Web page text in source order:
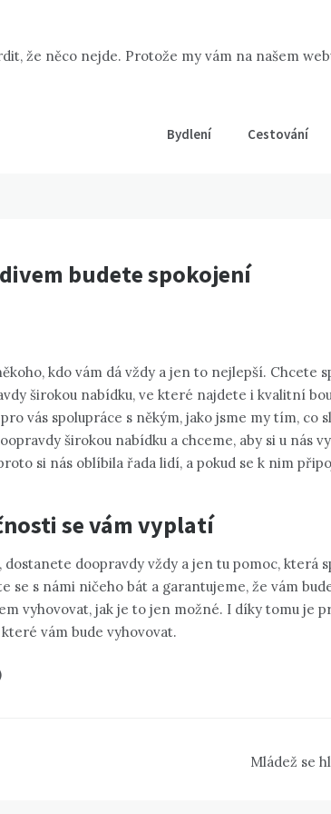
že něco nejde. Protože my vám na našem
Bydlení Cestování
budete spokojení
kdo vám dá vždy a jen to nejlepší. Chcete
širokou nabídku, ve které najdete i kvalitní
vás spolupráce s někým, jako jsme my tím, co
širokou nabídku a chceme, aby si u nás
si nás oblíbila řada lidí, a pokud se k nim
se vám vyplatí
doopravdy vždy a jen tu pomoc, která
se s námi ničeho bát a garantujeme, že vám
vyhovovat, jak je to jen možné. I díky tomu je
vám bude vyhovovat.
Mládež se